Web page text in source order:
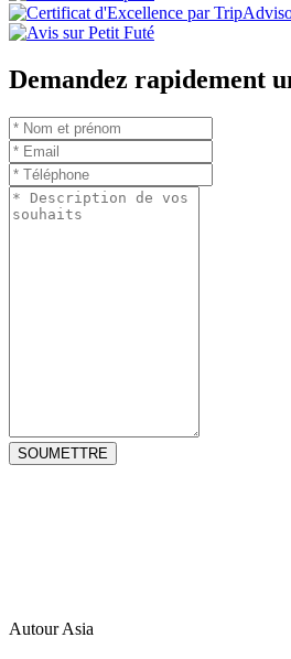
Découvertes exceptionnelles, guide
impeccable. Accompagnement
au Vietnam très sérieuse, fortement
Tripadvisor.fr @Excellence
Agence de voyage locale francophone à
sérieuse et fortement recommandée. La
œuvre pour répondre à nos demandes à